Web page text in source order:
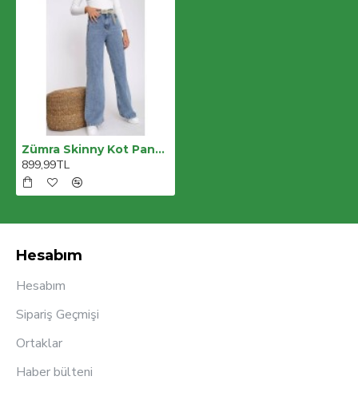
Zümra Skinny Kot Pantolon Koyu Mavi Toparlayıcı Likralı Yüksek Bel Jean
899,99TL
Hesabım
Hesabım
Sipariş Geçmişi
Ortaklar
Haber bülteni